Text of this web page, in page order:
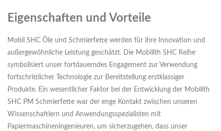
Eigenschaften und Vorteile
Mobil SHC Öle und Schmierfette werden für ihre Innovation und
außergewöhnliche Leistung geschätzt. Die Mobilith SHC Reihe
symbolisiert unser fortdauerndes Engagement zur Verwendung
fortschrittlicher Technologie zur Bereitstellung erstklassiger
Produkte. Ein wesentlicher Faktor bei der Entwicklung der Mobilith
SHC PM Schmierfette war der enge Kontakt zwischen unseren
Wissenschaftlern und Anwendungsspezialisten mit
Papiermaschineningenieuren, um sicherzugehen, dass unser